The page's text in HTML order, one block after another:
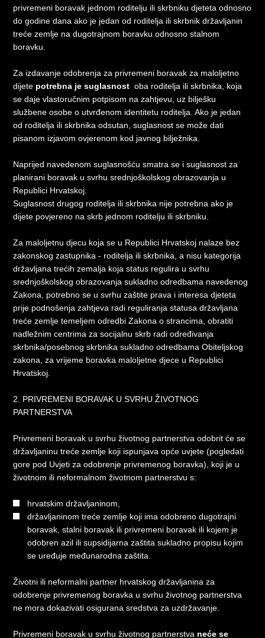
privremeni boravak jednom roditelju ili skrbniku djeteta odnosno
do godine dana ako je jedan od roditelja ili skrbnik državljanin
treće zemlje na dugotrajnom boravku odnosno stalnom
boravku.
Za izdavanje odobrenja za privremeni boravak za maloljetno
dijete potrebna je suglasnostoba roditelja ili skrbnika, koja
se daje vlastoručnim potpisom na zahtjevu, uz bilješku
službene osobe o utvrđenom identitetu roditelja. Ako je jedan
od roditelja ili skrbnika odsutan, suglasnost se može dati
pisanom izjavom ovjerenom kod javnog bilježnika.
Naprijed navedenom suglasnošću smatra se i suglasnost za
planirani boravak u svrhu srednjoškolskog obrazovanja u
Republici Hrvatskoj.
Suglasnost drugog roditelja ili skrbnika nije potrebna ako je
dijete povjereno na skrb jednom roditelju ili skrbniku.
Za maloljetnu djecu koja se u Republici Hrvatskoj nalaze bez
zakonskog zastupnika - roditelja ili skrbnika, a nisu kategorija
državljana trećih zemalja koja status regulira u svrhu
srednjoškolskog obrazovanja sukladno odredbama navedenog
Zakona, potrebno se u svrhu zaštite prava i interesa djeteta
prije podnošenja zahtjeva radi reguliranja statusa državljana
treće zemlje temeljem odredbi Zakona o strancima, obratiti
nadležnim centrima za socijalnu skrb radi određivanja
skrbnika/posebnog skrbnika sukladno odredbama Obiteljskog
zakona, za vrijeme boravka maloljetne djece u Republici
Hrvatskoj.
2. PRIVREMENI BORAVAK U SVRHU ŽIVOTNOG
PARTNERSTVA
Privremeni boravak u svrhu životnog partnerstva odobrit će se
državljaninu treće zemlje koji ispunjava opće uvjete (pogledati
gore pod Uvjeti za odobrenje privremenog boravka), koji je u
životnom ili neformalnom životnom partnerstvu s:
hrvatskim državljaninom,
državljaninom treće zemlje koji ima odobreno dugotrajni
boravak, stalni boravak ili privremeni boravak ili kojem je
odobren azil ili supsidijarna zaštita sukladno propisu kojim
se uređuje međunarodna zaštita.
Životni ili neformalni partner hrvatskog državljanina za
odobrenje privremenog boravka u svrhu životnog partnerstva
ne mora dokazivati osigurana sredstva za uzdržavanje.
Privremeni boravak u svrhu životnog partnerstva neće se